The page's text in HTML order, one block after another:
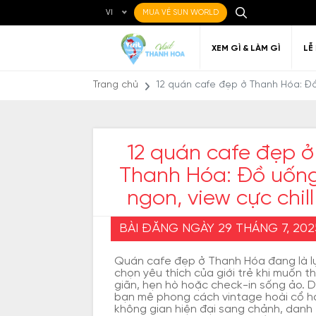
VI MUA VÉ SUN WORLD
XEM GÌ & LÀM GÌ LỄ
Điểm đến yêu thích Nghệ thuật
Ẩm thực Địa phương Địa điểm ăn uống
Về Thanh Hóa Đi đến Thanh Hóa
Di
Trang chủ 12 quán cafe đẹp ở Thanh Hóa:
12 quán cafe đẹp ở
Thanh Hóa: Đồ
ngon, view cực chill
BÀI ĐĂNG NGÀY 29 THÁNG 7,
Quán cafe đẹp ở Thanh Hóa đang là
chọn yêu thích của giới trẻ khi muốn
giãn, hẹn hò hoặc check-in sống ảo.
bạn mê phong cách vintage hoài cổ
không gian hiện đại sang chảnh, danh